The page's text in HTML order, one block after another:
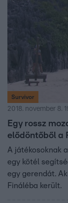
Survivor
2018. november 8.
Egy rossz
elődöntőből a
A játékosoknak
egy kötél
egy gerendát.
Fináléba került.